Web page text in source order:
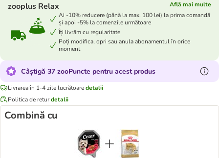
zooplus Relax
Află mai multe
Ai -10% reducere (până la max. 100 lei) la prima comandă
și apoi -5% la comenzile următoare
Îți livrăm cu regularitate
Poți modifica, opri sau anula abonamentul în orice
moment
Câștigă 37 zooPuncte pentru acest produs
Livrarea în 1-4 zile lucrătoaredetalii
Politica de returdetalii
Combină cu